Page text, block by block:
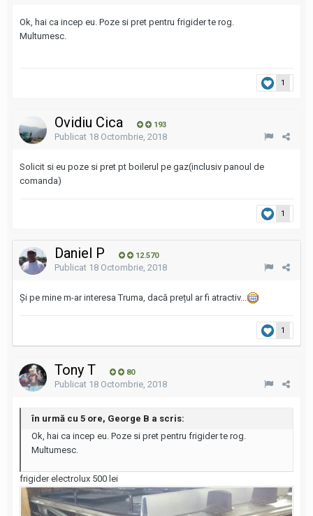
Ok, hai ca incep eu. Poze si pret pentru frigider te rog.
Multumesc.
1
Ovidiu Cica 193
Publicat 18 Octombrie, 2018
Solicit si eu poze si pret pt boilerul pe gaz(inclusiv panoul de
comanda)
1
Daniel P 12.570
Publicat 18 Octombrie, 2018
Și pe mine m-ar interesa Truma, dacă prețul ar fi atractiv...
1
Tony T 80
Publicat 18 Octombrie, 2018
în urmă cu 5 ore, George B a scris:
Ok, hai ca incep eu. Poze si pret pentru frigider te rog.
Multumesc.
frigider electrolux 500 lei